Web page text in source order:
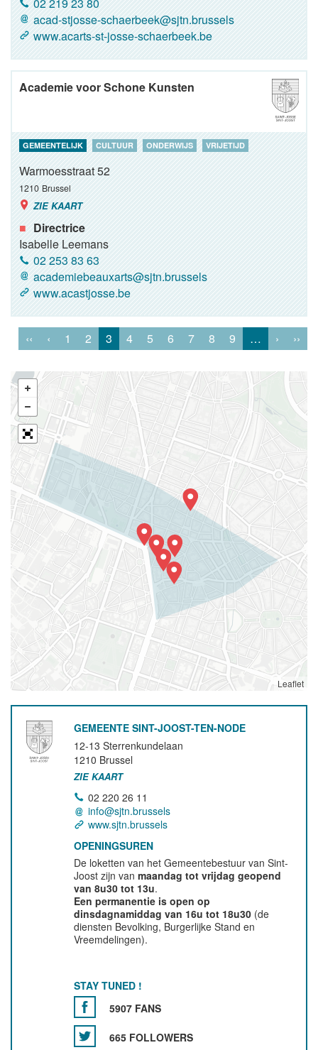
acad-stjosse-schaerbeek@sjtn.brussels
www.acarts-st-josse-schaerbeek.be
Academie voor Schone Kunsten
GEMEENTELIJK CULTUUR ONDERWIJS VRIJETIJD
Warmoesstraat 52
1210 Brussel
ZIE KAART
Directrice
Isabelle Leemans
02 253 83 63
academiebeauxarts@sjtn.brussels
www.acastjosse.be
‹‹ ‹ 1 2 3 4 5 6 7 8 9 … › ››
Leaflet
GEMEENTE SINT-JOOST-TEN-NODE
12-13 Sterrenkundelaan
1210 Brussel
ZIE KAART
02 220 26 11
info@sjtn.brussels
www.sjtn.brussels
OPENINGSUREN
De loketten van het Gemeentebestuur van Sint-
Joost zijn vanmaandag tot vrijdag geopend
van 8u30 tot 13u.
Een permanentie is open op
dinsdagnamiddag van 16u tot 18u30 (de
diensten Bevolking, Burgerlijke Stand en
Vreemdelingen).
STAY TUNED !
5907 FANS
665 FOLLOWERS